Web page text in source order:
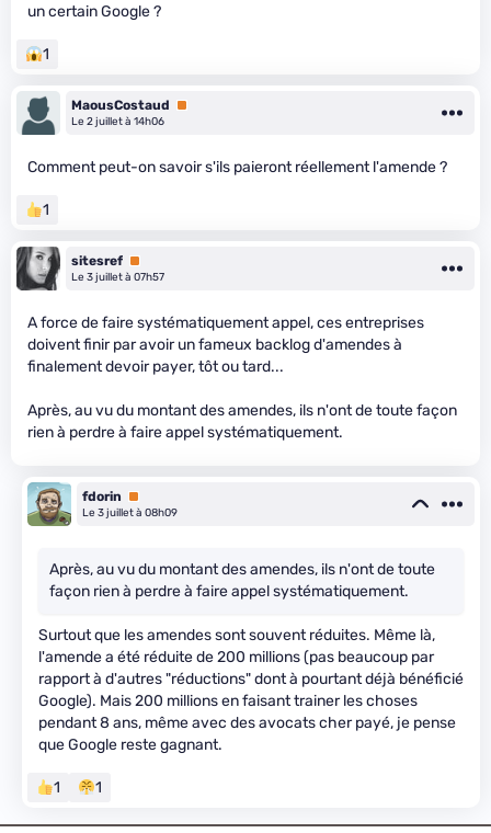
un certain Google ?
1
MaousCostaud
Premium
Le 2 juillet à 14h06
Comment peut-on savoir s'ils paieront réellement l'amende ?
1
sitesref Premium
Le 3 juillet à 07h57
A force de faire systématiquement appel, ces entreprises
doivent finir par avoir un fameux backlog d'amendes à
finalement devoir payer, tôt ou tard...
Après, au vu du montant des amendes, ils n'ont de toute façon
rien à perdre à faire appel systématiquement.
fdorin
Premium
Le 3 juillet à 08h09
Après, au vu du montant des amendes, ils n'ont de toute
façon rien à perdre à faire appel systématiquement.
Surtout que les amendes sont souvent réduites. Même là,
l'amende a été réduite de 200 millions (pas beaucoup par
rapport à d'autres "réductions" dont à pourtant déjà bénéficié
Google). Mais 200 millions en faisant trainer les choses
pendant 8 ans, même avec des avocats cher payé, je pense
que Google reste gagnant.
1 1